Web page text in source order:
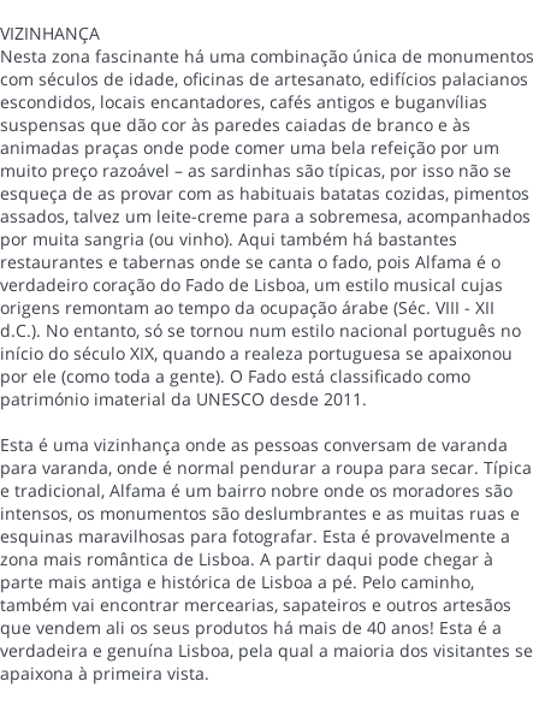
VIZINHANÇA
Nesta zona fascinante há uma combinação única de monumentos
com séculos de idade, oficinas de artesanato, edifícios palacianos
escondidos, locais encantadores, cafés antigos e buganvílias
suspensas que dão cor às paredes caiadas de branco e às
animadas praças onde pode comer uma bela refeição por um
muito preço razoável – as sardinhas são típicas, por isso não se
esqueça de as provar com as habituais batatas cozidas, pimentos
assados, talvez um leite-creme para a sobremesa, acompanhados
por muita sangria (ou vinho). Aqui também há bastantes
restaurantes e tabernas onde se canta o fado, pois Alfama é o
verdadeiro coração do Fado de Lisboa, um estilo musical cujas
origens remontam ao tempo da ocupação árabe (Séc. VIII - XII
d.C.). No entanto, só se tornou num estilo nacional português no
início do século XIX, quando a realeza portuguesa se apaixonou
por ele (como toda a gente). O Fado está classificado como
património imaterial da UNESCO desde 2011.
Esta é uma vizinhança onde as pessoas conversam de varanda
para varanda, onde é normal pendurar a roupa para secar. Típica
e tradicional, Alfama é um bairro nobre onde os moradores são
intensos, os monumentos são deslumbrantes e as muitas ruas e
esquinas maravilhosas para fotografar. Esta é provavelmente a
zona mais romântica de Lisboa. A partir daqui pode chegar à
parte mais antiga e histórica de Lisboa a pé. Pelo caminho,
também vai encontrar mercearias, sapateiros e outros artesãos
que vendem ali os seus produtos há mais de 40 anos! Esta é a
verdadeira e genuína Lisboa, pela qual a maioria dos visitantes se
apaixona à primeira vista.